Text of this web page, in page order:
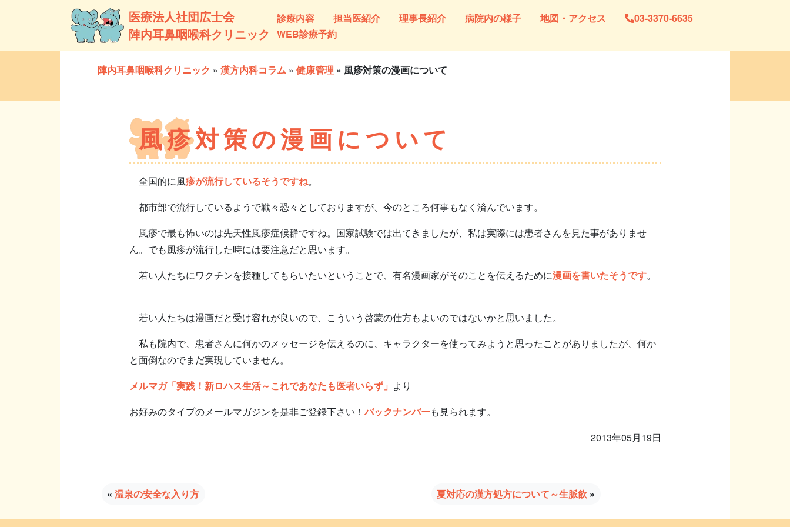
医療法人社団広士会
陣内耳鼻咽喉科クリニック
診療内容 担当医紹介 理事長紹介 病院内の様子 地図・アクセス
03-3370-6635
WEB診療予約
陣内耳鼻咽喉科クリニック » 漢方内科コラム » 健康管理 » 風疹対策の漫画について
風疹対策の漫画について
全国的に風疹が流行しているそうですね。
都市部で流行しているようで戦々恐々としておりますが、今のところ何事もなく済んでいます。
風疹で最も怖いのは先天性風疹症候群ですね。国家試験では出てきましたが、私は実際には患者さんを見た事がありませ
ん。でも風疹が流行した時には要注意だと思います。
若い人たちにワクチンを接種してもらいたいということで、有名漫画家がそのことを伝えるために漫画を書いたそうです。
若い人たちは漫画だと受け容れが良いので、こういう啓蒙の仕方もよいのではないかと思いました。
私も院内で、患者さんに何かのメッセージを伝えるのに、キャラクターを使ってみようと思ったことがありましたが、何か
と面倒なのでまだ実現していません。
メルマガ「実践！新ロハス生活～これであなたも医者いらず」 より
お好みのタイプのメールマガジンを是非ご登録下さい！バックナンバーも見られます。
2013年05月19日
«温泉の安全な入り方 夏対応の漢方処方について～生脈飲 »